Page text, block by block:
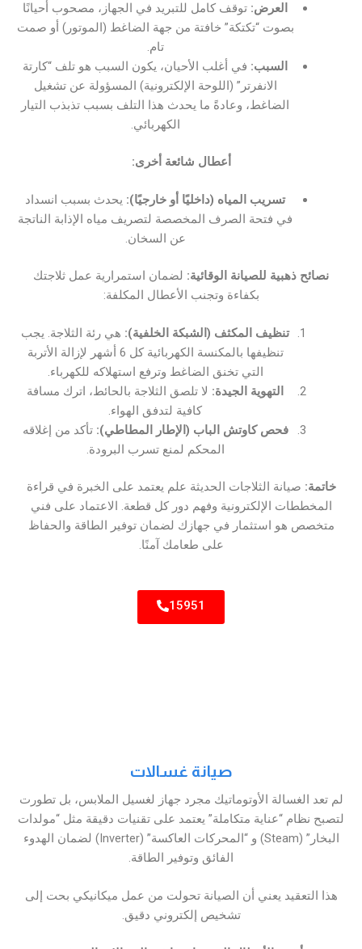
العرض: توقف كامل للتبريد في الجهاز، مصحوب أحيانًا
بصوت “تكتكة” خافتة من جهة الضاغط (الموتور) أو صمت
تام.
السبب: في أغلب الأحيان، يكون السبب هو تلف “كارتة
الانفرتر” (اللوحة الإلكترونية) المسؤولة عن تشغيل
الضاغط، وعادةً ما يحدث هذا التلف بسبب تذبذب التيار
الكهربائي.
أعطال شائعة أخرى:
تسريب المياه (داخليًا أو خارجيًا): يحدث بسبب انسداد
في فتحة الصرف المخصصة لتصريف مياه الإذابة الناتجة
عن السخان.
نصائح ذهبية للصيانة الوقائية: لضمان استمرارية عمل ثلاجتك
بكفاءة وتجنب الأعطال المكلفة:
تنظيف المكثف (الشبكة الخلفية): هي رئة الثلاجة. يجب
تنظيفها بالمكنسة الكهربائية كل 6 أشهر لإزالة الأتربة
التي تخنق الضاغط وترفع استهلاكه للكهرباء.
التهوية الجيدة: لا تلصق الثلاجة بالحائط، اترك مسافة
كافية لتدفق الهواء.
فحص كاوتش الباب (الإطار المطاطي): تأكد من إغلاقه
المحكم لمنع تسرب البرودة.
خاتمة: صيانة الثلاجات الحديثة علم يعتمد على الخبرة في قراءة
المخططات الإلكترونية وفهم دور كل قطعة. الاعتماد على فني
متخصص هو استثمار في جهازك لضمان توفير الطاقة والحفاظ
على طعامك آمنًا.
15951
صيانة غسالات
لم تعد الغسالة الأوتوماتيك مجرد جهاز لغسيل الملابس، بل تطورت
لتصبح نظام “عناية متكاملة” يعتمد على تقنيات دقيقة مثل “مولدات
البخار” (Steam) و “المحركات العاكسة” (Inverter) لضمان الهدوء
الفائق وتوفير الطاقة.
هذا التعقيد يعني أن الصيانة تحولت من عمل ميكانيكي بحت إلى
تشخيص إلكتروني دقيق.